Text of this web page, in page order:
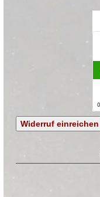
Widerruf einreichen